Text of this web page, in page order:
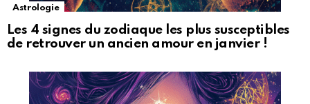
Astrologie
Les 4 signes du zodiaque les plus susceptibles
de retrouver un ancien amour en janvier !